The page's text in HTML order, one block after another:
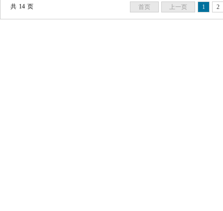
首页 上一页 1 2
共 14 页